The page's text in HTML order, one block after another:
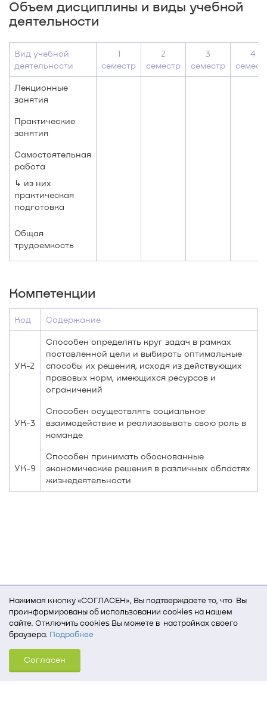
Нажимая кнопку «СОГЛАСЕН», Вы подтверждаете то, что Вы
проинформированы об использовании cookies на нашем
сайте. Отключить cookies Вы можете в настройках своего
браузера. Подробнее
Для того, чтобы мы могли качественно предоставить Вам
услуги, мы используем cookies, которые сохраняются
на Вашем компьютере (Сведения о местоположении; ip-адрес;
Согласен
Объем дисциплины и виды учебной
деятельности
Вид учебной
деятельности
1
семестр
2
семестр
3
семестр
4
Лекционные
занятия
Практические
занятия
Самостоятельная
работа
↳ из них
практическая
подготовка
Общая
трудоемкость
Компетенции
Код Содержание
УК-2
Способен определять круг задач в рамках
поставленной цели и выбирать оптимальные
способы их решения, исходя из действующих
правовых норм, имеющихся ресурсов и
ограничений
УК-3
Способен осуществлять социальное
взаимодействие и реализовывать свою роль в
команде
УК-9
Способен принимать обоснованные
экономические решения в различных областях
жизнедеятельности